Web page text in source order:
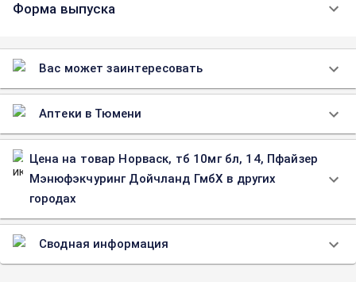
Форма выпуска
Вас может заинтересовать
Аптеки в Тюмени
Цена на товар Норваск, тб 10мг бл, 14, Пфайзер
Мэнюфэкчуринг Дойчланд ГмбХ в других
городах
Сводная информация